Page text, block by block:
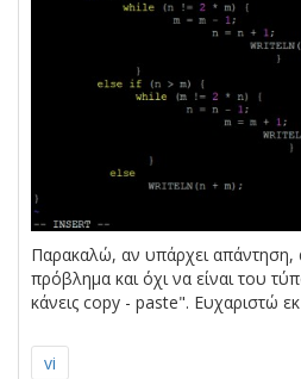
Παρακαλώ, αν υπάρχει απάντηση,
πρόβλημα και όχι να είναι του
κάνεις copy - paste". Ευχαριστώ
vi